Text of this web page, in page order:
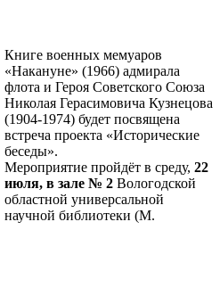
Книге военных мемуаров
«Накануне» (1966) адмирала
флота и Героя Советского Союза
Николая Герасимовича Кузнецова
(1904-1974) будет посвящена
встреча проекта «Исторические
беседы».
Мероприятие пройдёт в среду, 22
июля, в зале № 2 Вологодской
областной универсальной
научной библиотеки (М.